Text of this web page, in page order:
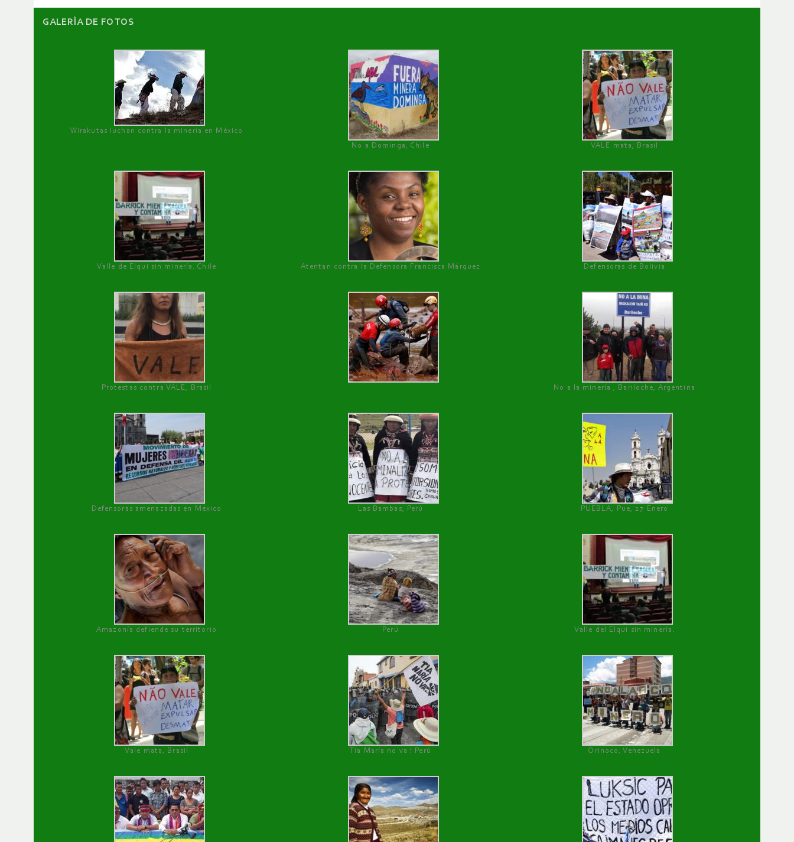
GALERÌA DE FOTOS
Wirakutas luchan contra la minería en México
No a Dominga, Chile
VALE mata, Brasil
Valle de Elqui sin minería. Chile Atentan contra la Defensora Francisca Márquez Defensoras de Bolivia
Protestas contra VALE, Brasil No a la minería , Bariloche, Argentina
Defensoras amenazadas en México Las Bambas, Perú PUEBLA, Pue, 27 Enero
Amazonía defiende su territorio Perú Valle del Elqui sin minería.
Vale mata, Brasil Tía María no va ! Perú Orinoco, Venezuela